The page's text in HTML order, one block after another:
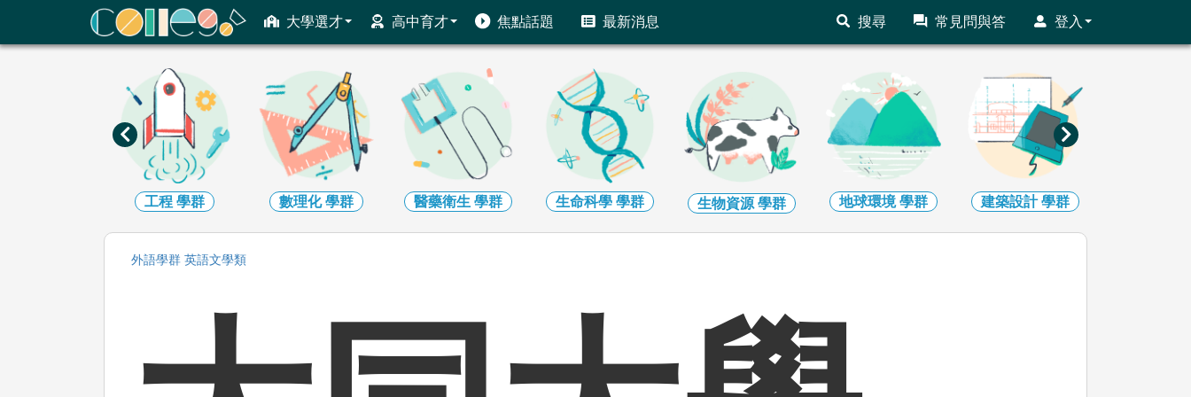
大學選才 高中育才 焦點話題 最新消息 搜尋 常見問與答 登入
ColleGo! 大學選才與高中育才輔助系統
學群 數理化學群 醫藥衛生學群 生命科學學群 生物資源學群 地球環境學群 建築設計學群
外語學群 英語文學類